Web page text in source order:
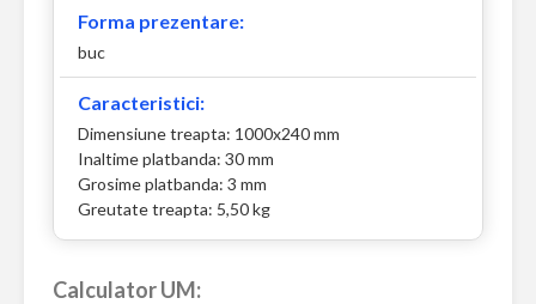
Forma prezentare:
buc
Caracteristici:
Dimensiune treapta: 1000x240 mm
Inaltime platbanda: 30 mm
Grosime platbanda: 3 mm
Greutate treapta: 5,50 kg
Calculator UM: